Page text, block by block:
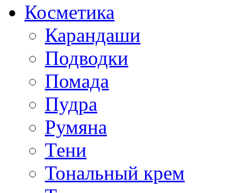
Косметика
Карандаши
Подводки
Помада
Пудра
Румяна
Тени
Тональный крем